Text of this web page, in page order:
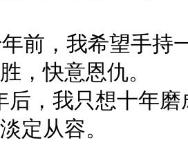
，我希望手持
，快意恩仇。
只想十年磨成
定从容。